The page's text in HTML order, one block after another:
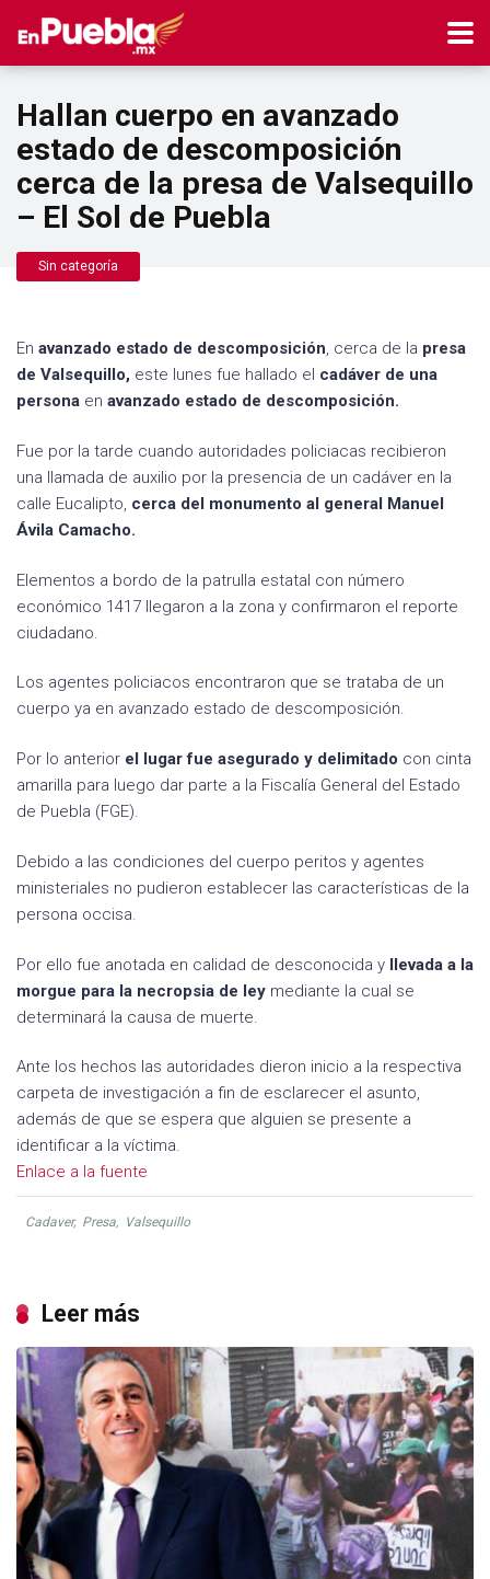
Hallan cuerpo en avanzado
estado de descomposición
cerca de la presa de Valsequillo
– El Sol de Puebla
Sin categoría
En avanzado estado de descomposición, cerca de la presa
de Valsequillo, este lunes fue hallado el cadáver de una
persona en avanzado estado de descomposición.
Fue por la tarde cuando autoridades policiacas recibieron
una llamada de auxilio por la presencia de un cadáver en la
calle Eucalipto, cerca del monumento al general Manuel
Ávila Camacho.
Elementos a bordo de la patrulla estatal con número
económico 1417 llegaron a la zona y confirmaron el reporte
ciudadano.
Los agentes policiacos encontraron que se trataba de un
cuerpo ya en avanzado estado de descomposición.
Por lo anterior el lugar fue asegurado y delimitado con cinta
amarilla para luego dar parte a la Fiscalía General del Estado
de Puebla (FGE).
Debido a las condiciones del cuerpo peritos y agentes
ministeriales no pudieron establecer las características de la
persona occisa.
Por ello fue anotada en calidad de desconocida y llevada a la
morgue para la necropsia de ley mediante la cual se
determinará la causa de muerte.
Ante los hechos las autoridades dieron inicio a la respectiva
carpeta de investigación a fin de esclarecer el asunto,
además de que se espera que alguien se presente a
identificar a la víctima.
Enlace a la fuente
Cadaver, Presa, Valsequillo
Leer más